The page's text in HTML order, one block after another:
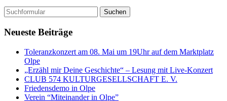
Neueste Beiträge
Toleranzkonzert am 08. Mai um 19Uhr auf dem Marktplatz
Olpe
„Erzähl mir Deine Geschichte“ – Lesung mit Live-Konzert
CLUB 574 KULTURGESELLSCHAFT E. V.
Friedensdemo in Olpe
Verein “Miteinander in Olpe”